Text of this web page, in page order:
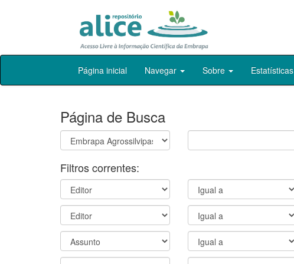
Skip
Página inicial Navegar Sobre Estatísticas
Página de Busca
Filtros correntes: